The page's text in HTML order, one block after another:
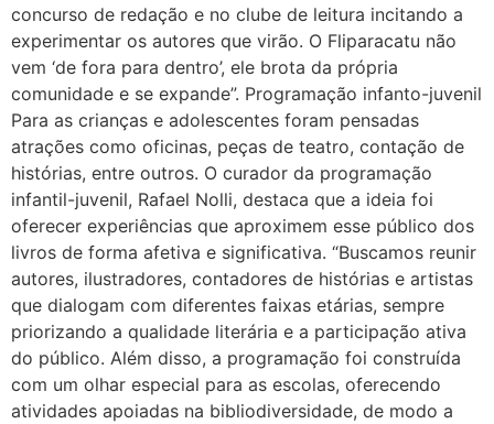
concurso de redação e no clube de leitura incitando a
experimentar os autores que virão. O Fliparacatu não
vem ‘de fora para dentro’, ele brota da própria
comunidade e se expande”. Programação infanto-juvenil
Para as crianças e adolescentes foram pensadas
atrações como oficinas, peças de teatro, contação de
histórias, entre outros. O curador da programação
infantil-juvenil, Rafael Nolli, destaca que a ideia foi
oferecer experiências que aproximem esse público dos
livros de forma afetiva e significativa. “Buscamos reunir
autores, ilustradores, contadores de histórias e artistas
que dialogam com diferentes faixas etárias, sempre
priorizando a qualidade literária e a participação ativa
do público. Além disso, a programação foi construída
com um olhar especial para as escolas, oferecendo
atividades apoiadas na bibliodiversidade, de modo a